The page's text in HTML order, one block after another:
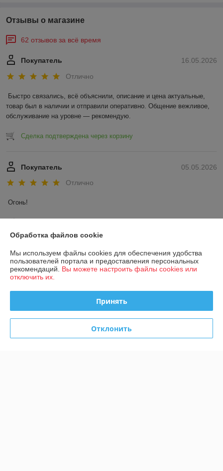
Отзывы о магазине
62 отзывов за всё время
16.05.2026
Покупатель
Отлично
Быстро связались, всё объяснили, описание и цена актуальные,
товар был в наличии и отправили оперативно. Общение вежливое,
обслуживание на уровне — рекомендую.
Сделка подтверждена через корзину
05.05.2026
Покупатель
Отлично
Огонь!
О нас
Обработка файлов cookie
Мы используем файлы cookies для обеспечения удобства
пользователей портала и предоставления персональных
рекомендаций. Вы можете настроить файлы cookies или
отключить их.
Принять
Отклонить